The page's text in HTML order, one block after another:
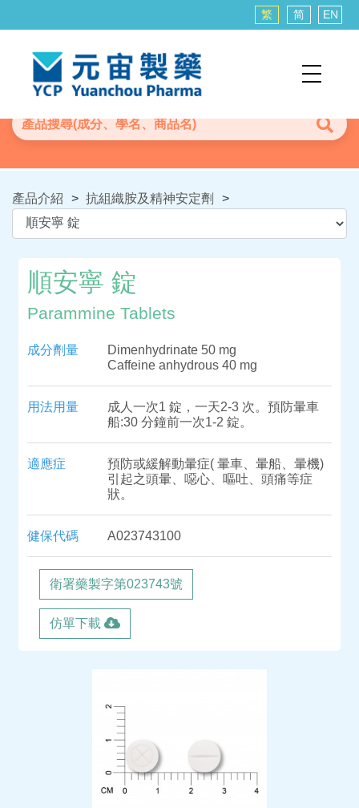
繁 简 EN
產品介紹 > 抗組織胺及精神安定劑 >
順安寧 錠
Parammine Tablets
成分劑量
Dimenhydrinate 50 mg
Caffeine anhydrous 40 mg
用法用量
成人一次1 錠，一天2-3 次。預防暈車
船:30 分鐘前一次1-2 錠。
適應症
預防或緩解動暈症( 暈車、暈船、暈機)
引起之頭暈、噁心、嘔吐、頭痛等症
狀。
健保代碼 A023743100
衛署藥製字第023743號
仿單下載